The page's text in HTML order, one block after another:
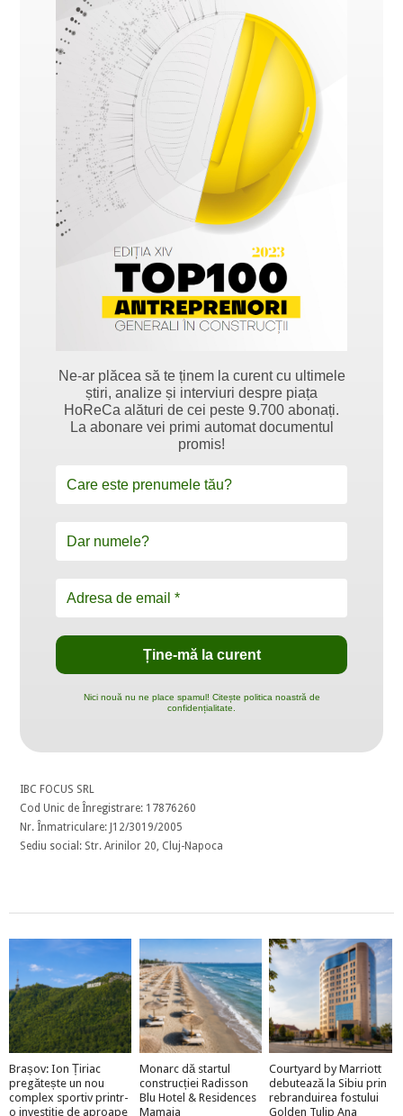
Ne-ar plăcea să te ținem la curent cu ultimele
știri, analize și interviuri despre piața
HoReCa alături de cei peste 9.700 abonați.
La abonare vei primi automat documentul
promis!
Nici nouă nu ne place spamul! Citește politica noastră de
confidențialitate.
IBC FOCUS SRL
Cod Unic de Înregistrare: 17876260
Nr. Înmatriculare: J12/3019/2005
Sediu social: Str. Arinilor 20, Cluj-Napoca
Brașov: Ion Țiriac
pregătește un nou
complex sportiv printr-
o investiție de aproape
Monarc dă startul
construcției Radisson
Blu Hotel & Residences
Mamaia
Courtyard by Marriott
debutează la Sibiu prin
rebranduirea fostului
Golden Tulip Ana